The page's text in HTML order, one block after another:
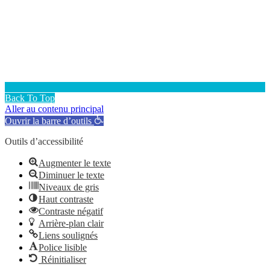
Back To Top
Aller au contenu principal
Ouvrir la barre d’outils
Outils d’accessibilité
Augmenter le texte
Diminuer le texte
Niveaux de gris
Haut contraste
Contraste négatif
Arrière-plan clair
Liens soulignés
Police lisible
Réinitialiser